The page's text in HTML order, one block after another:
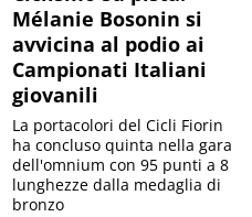
Mélanie Bosonin si
avvicina al podio ai
Campionati Italiani
giovanili
La portacolori del Cicli Fiorin
ha concluso quinta nella gara
dell'omnium con 95 punti a 8
lunghezze dalla medaglia di
bronzo